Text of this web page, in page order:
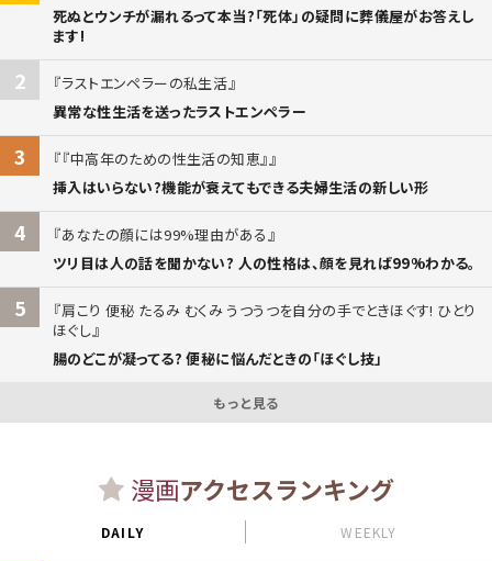
死ぬとウンチが漏れるって本当?「死体」の疑問に葬儀屋がお答えし
ます!
2
ラストエンペラーの私生活
異常な性生活を送ったラストエンペラー
3
『中高年のための性生活の知恵』
挿入はいらない?機能が衰えてもできる夫婦生活の新しい形
4
あなたの顔には99%理由がある
ツリ目は人の話を聞かない? 人の性格は、顔を見れば99%わかる。
5
肩こり 便秘 たるみ むくみ うつうつを自分の手でときほぐす! ひとり
ほぐし
腸のどこが凝ってる? 便秘に悩んだときの「ほぐし技」
もっと見る
漫画アクセスランキング
DAILY WEEKLY